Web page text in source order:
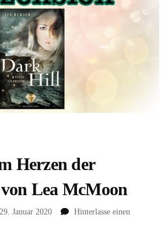
Herzen der
Lea McMoon
29. Januar 2020
Hinterlasse einen